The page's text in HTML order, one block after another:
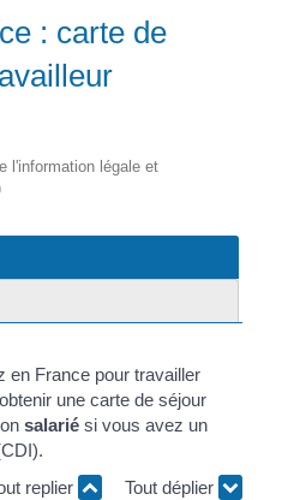
: carte de
l'information légale et
en France pour travailler
une carte de séjour
salarié si vous avez un
replier
Tout déplier